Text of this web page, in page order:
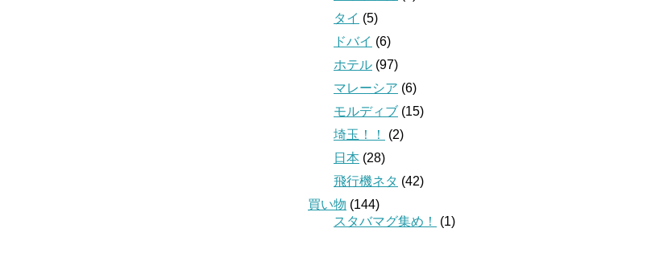
タイ (5)
ドバイ (6)
ホテル (97)
マレーシア (6)
モルディブ (15)
埼玉！！
(2)
日本 (28)
飛行機ネタ (42)
買い物 (144)
スタバマグ集め！
(1)